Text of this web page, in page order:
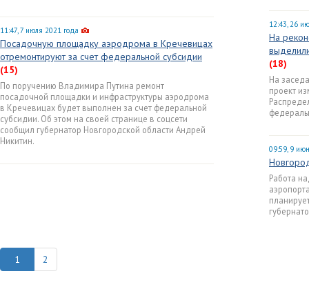
11:47, 7 июля 2021 года
Посадочную площадку аэродрома в Кречевицах
отремонтируют за счет федеральной субсидии
(15)
По поручению Владимира Путина ремонт
посадочной площадки и инфраструктуры аэродрома
в Кречевицах будет выполнен за счет федеральной
субсидии. Об этом на своей странице в соцсети
сообщил губернатор Новгородской области Андрей
Никитин.
12:43, 26
На
(18)
На
проект
09:59, 9
Работа
2